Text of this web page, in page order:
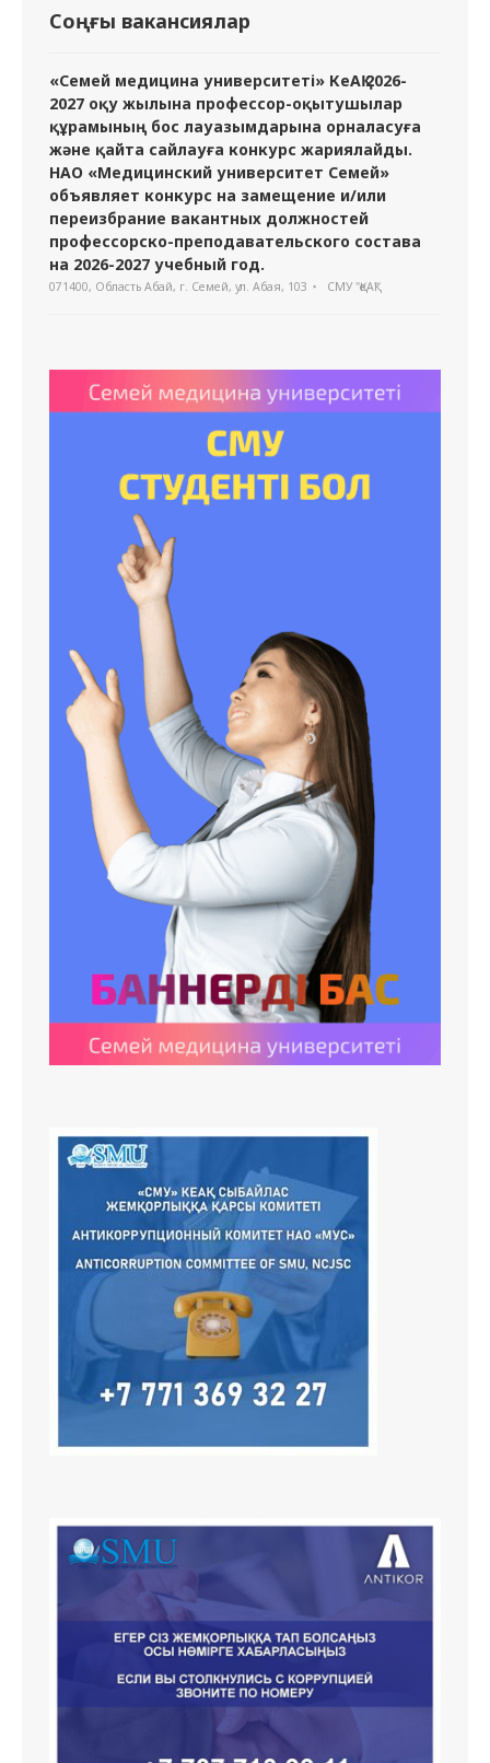
Соңғы вакансиялар
«Семей медицина университеті» КеАҚ 2026-
2027 оқу жылына профессор-оқытушылар
құрамының бос лауазымдарына орналасуға
және қайта сайлауға конкурс жариялайды.
НАО «Медицинский университет Семей»
объявляет конкурс на замещение и/или
переизбрание вакантных должностей
профессорско-преподавательского состава
на 2026-2027 учебный год.
071400, Область Абай, г. Семей, ул. Абая, 103 СМУ "ҚеАҚ"